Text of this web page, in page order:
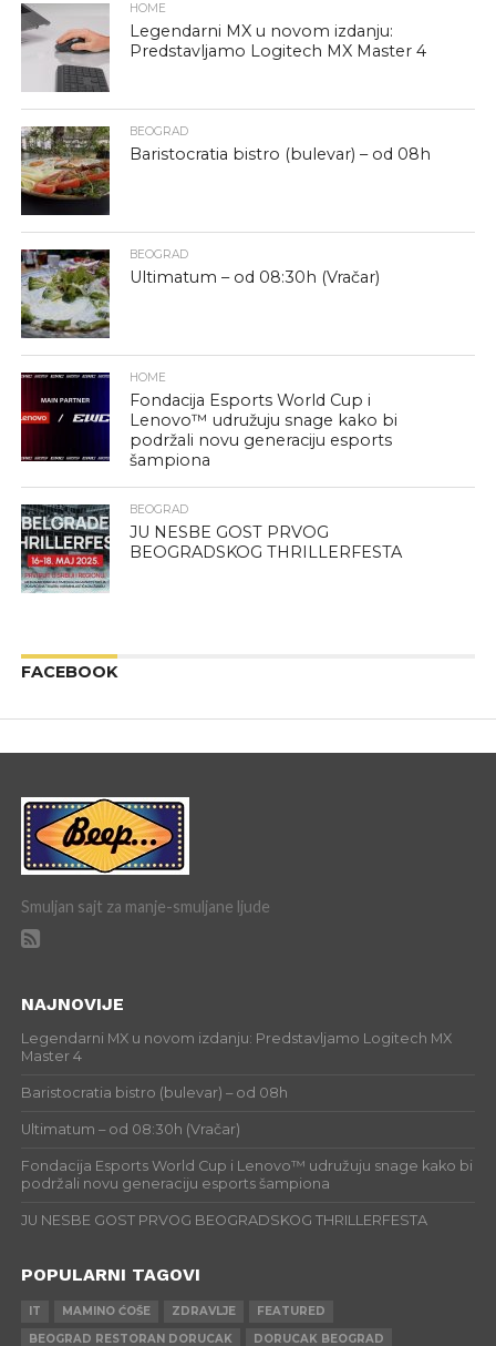
HOME
Legendarni MX u novom izdanju:
Predstavljamo Logitech MX Master 4
BEOGRAD
Baristocratia bistro (bulevar) – od 08h
BEOGRAD
Ultimatum – od 08:30h (Vračar)
HOME
Fondacija Esports World Cup i
Lenovo™ udružuju snage kako bi
podržali novu generaciju esports
šampiona
BEOGRAD
JU NESBE GOST PRVOG
BEOGRADSKOG THRILLERFESTA
FACEBOOK
Smuljan sajt za manje-smuljane ljude
NAJNOVIJE
Legendarni MX u novom izdanju: Predstavljamo Logitech MX
Master 4
Baristocratia bistro (bulevar) – od 08h
Ultimatum – od 08:30h (Vračar)
Fondacija Esports World Cup i Lenovo™ udružuju snage kako bi
podržali novu generaciju esports šampiona
JU NESBE GOST PRVOG BEOGRADSKOG THRILLERFESTA
POPULARNI TAGOVI
IT MAMINO ĆOŠE ZDRAVLJE
FEATURED
BEOGRAD RESTORAN DORUCAK
DORUCAK BEOGRAD